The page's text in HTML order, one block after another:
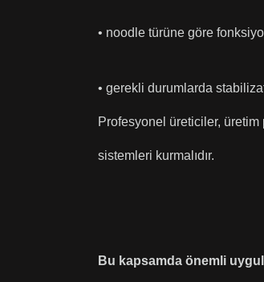
• noodle türüne göre
• gerekli durumlarda
Profesyonel üreticiler, üretim
sistemleri kurmalıdır.
Bu kapsamda önemli